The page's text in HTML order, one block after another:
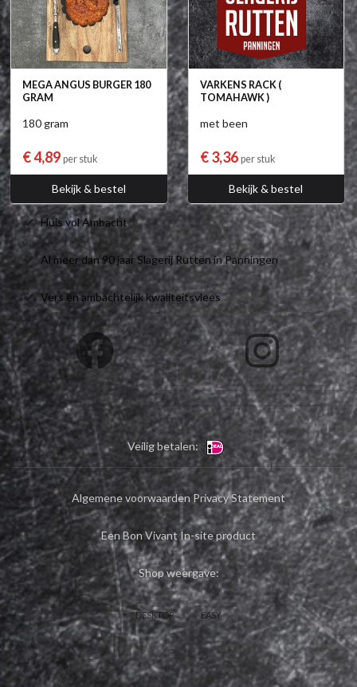
MEGA ANGUS BURGER 180
GRAM
180 gram
€ 4,89 per stuk
Bekijk & bestel
VARKENS RACK (
TOMAHAWK )
met been
€ 3,36 per stuk
Bekijk & bestel
Huis vol Ambacht
Al meer dan 90 jaar Slagerij Rutten in Panningen
Vers en ambachtelijk kwaliteitsvlees
Veilig betalen:
Algemene voorwaarden Privacy Statement
Een Bon Vivant In-site product
Shop weergave:
DESKTOP EASY